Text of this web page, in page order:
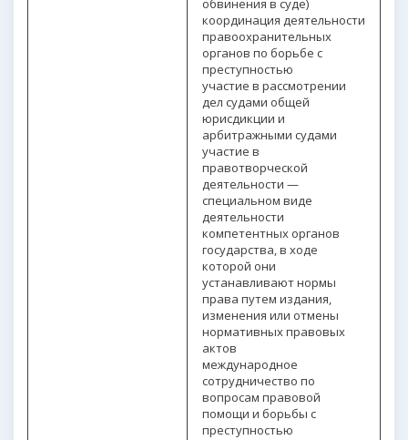
обвинения в суде)
координация деятельности
правоохранительных
органов по борьбе с
преступностью
участие в рассмотрении
дел судами общей
юрисдикции и
арбитражными судами
участие в
правотворческой
деятельности —
специальном виде
деятельности
компетентных органов
государства, в ходе
которой они
устанавливают нормы
права путем издания,
изменения или отмены
нормативных правовых
актов
международное
сотрудничество по
вопросам правовой
помощи и борьбы с
преступностью